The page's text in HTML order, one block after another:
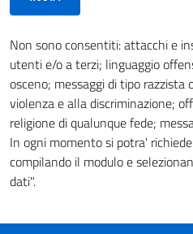
Non sono consentiti: attacchi e
utenti e/o a terzi; linguaggio
osceno; messaggi di tipo razzista
violenza e alla discriminazione;
religione di qualunque fede;
In ogni momento si potra'
compilando il modulo e
dati".